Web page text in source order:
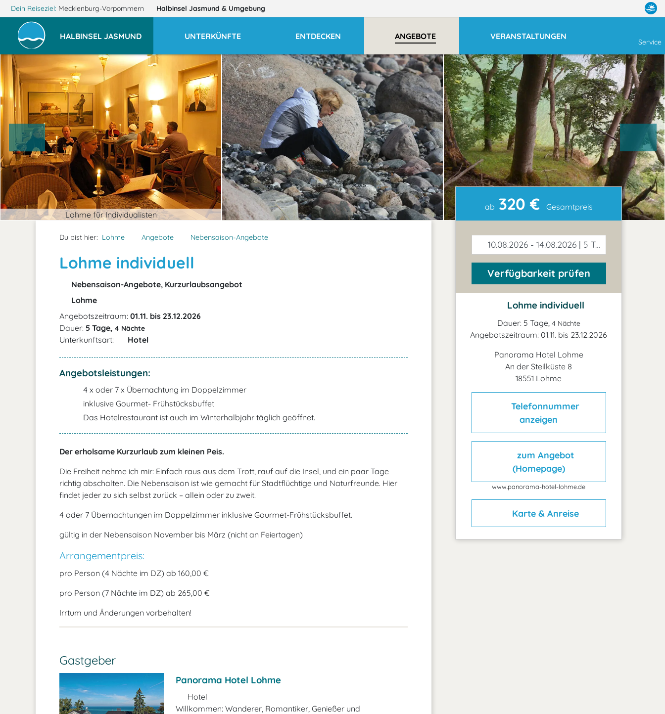
Dein Reiseziel: Mecklenburg-Vorpommern Halbinsel Jasmund & Umgebung
HALBINSEL JASMUND UNTERKÜNFTE ENTDECKEN ANGEBOTE VERANSTALTUNGEN
Service
Lohme für Individualisten
Du bist hier: Lohme Angebote Nebensaison-Angebote
Lohme individuell
Nebensaison-Angebote, Kurzurlaubsangebot
Lohme
Angebotszeitraum: 01.11. bis 23.12.2026
Dauer: 5 Tage, 4 Nächte
Unterkunftsart: Hotel
Angebotsleistungen:
4 x oder 7 x Übernachtung im Doppelzimmer
inklusive Gourmet- Frühstücksbuffet
Das Hotelrestaurant ist auch im Winterhalbjahr täglich geöffnet.
Der erholsame Kurzurlaub zum kleinen Peis.
Die Freiheit nehme ich mir: Einfach raus aus dem Trott, rauf auf die Insel, und ein paar Tage
richtig abschalten. Die Nebensaison ist wie gemacht für Stadtflüchtige und Naturfreunde. Hier
findet jeder zu sich selbst zurück – allein oder zu zweit.
4 oder 7 Übernachtungen im Doppelzimmer inklusive Gourmet-Frühstücksbuffet.
gültig in der Nebensaison November bis März (nicht an Feiertagen)
Arrangementpreis:
pro Person (4 Nächte im DZ) ab 160,00 €
pro Person (7 Nächte im DZ) ab 265,00 €
Irrtum und Änderungen vorbehalten!
Gastgeber
Panorama Hotel Lohme
Hotel
Willkommen: Wanderer, Romantiker, Genießer und
ab 320 € Gesamtpreis
10.08.2026 - 14.08.2026 | 5 Tage
Verfügbarkeit prüfen
Lohme individuell
Dauer: 5 Tage, 4 Nächte
Angebotszeitraum: 01.11. bis 23.12.2026
Panorama Hotel Lohme
An der Steilküste 8
18551 Lohme
Telefonnummer
anzeigen
zum Angebot
(Homepage)
www.panorama-hotel-lohme.de
Karte & Anreise